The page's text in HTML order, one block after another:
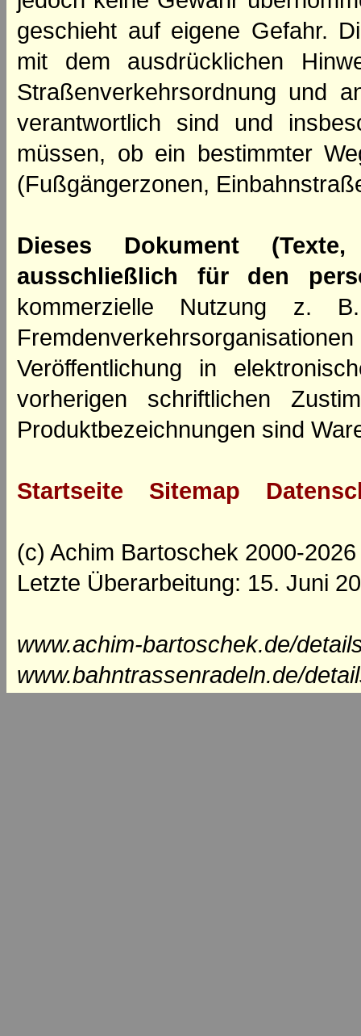
geschieht auf eigene Gefahr.
mit dem ausdrücklichen
Straßenverkehrsordnung und
verantwortlich sind und
müssen, ob ein bestimmter
(Fußgängerzonen,
Dieses Dokument
ausschließlich für den
kommerzielle Nutzung z.
Veröffentlichung in
vorherigen schriftlichen
Produktbezeichnungen sind
Startseite Sitemap
(c) Achim Bartoschek 2000-2026
Letzte Überarbeitung: 15. Juni
www.achim-bartoschek.de/
www.bahntrassenradeln.de/